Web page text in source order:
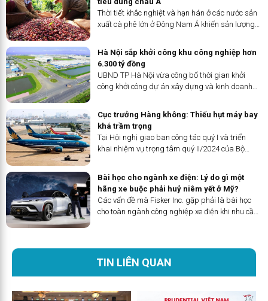
Thời tiết khắc nghiệt và hạn hán ở các nước sản
xuất cà phê lớn ở Đông Nam Á khiến sản lượng
Hà Nội sắp khởi công khu công nghiệp hơn
6.300 tỷ đồng
UBND TP Hà Nội vừa công bố thời gian khởi
công khởi công dự án xây dựng và kinh doanh
án có tổng vốn hơn 6.300 tỷ đồng.
Cục trưởng Hàng không: Thiếu hụt máy bay
khá trầm trọng
Tại Hội nghị giao ban công tác quý I và triển
khai nhiệm vụ trọng tâm quý II/2024 của Bộ
cho biết: Việc Nhà sản xuất động cơ
Pratt&amp;Whitney (PW) yêu cầu triệu hồi một
số máy bay A321Neo của các Hãng hàng không
Vietnam Airlines, Vietjet khai thác đã khiến
Bài học cho ngành xe điện: Lý do gì một
hãng xe buộc phải huỷ niêm yết ở Mỹ?
Các vấn đề mà Fisker Inc. gặp phải là bài học
cho toàn ngành công nghiệp xe điện khi nhu cầu
TIN LIÊN QUAN